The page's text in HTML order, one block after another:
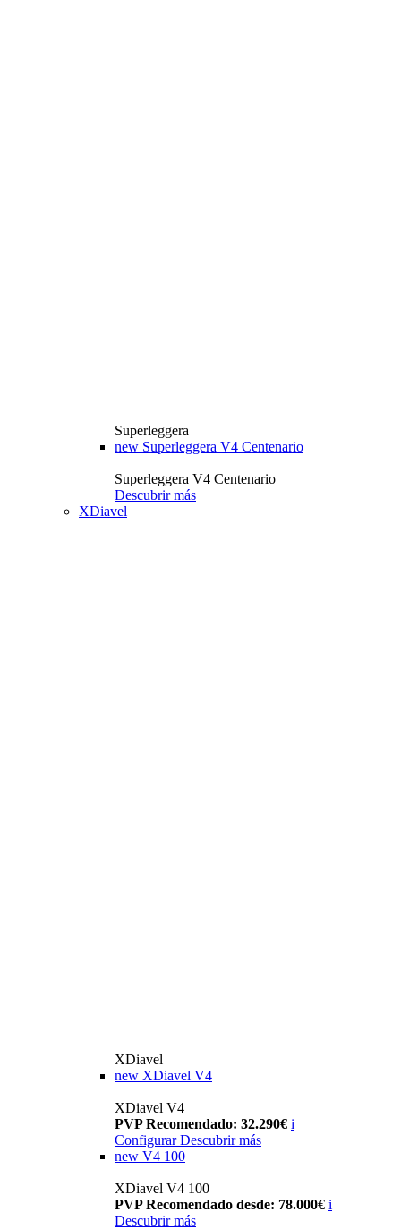
Superleggera
new Superleggera V4 Centenario
Superleggera V4 Centenario
Descubrir más
XDiavel
XDiavel
new XDiavel V4
XDiavel V4
PVP Recomendado: 32.290€ i
Configurar Descubrir más
new V4 100
XDiavel V4 100
PVP Recomendado desde: 78.000€ i
Descubrir más